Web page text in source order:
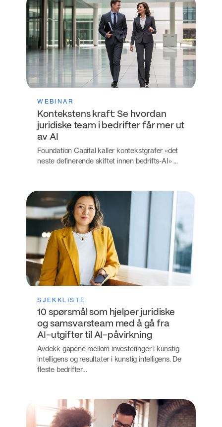
WEBINAR
Kontekstens kraft: Se hvordan
juridiske team i bedrifter får mer ut
av AI
Foundation Capital kaller kontekstgrafer «det
neste definerende skiftet innen bedrifts-AI» ...
SJEKKLISTE
10 spørsmål som hjelper juridiske
og samsvarsteam med å gå fra
AI-utgifter til AI-påvirkning
Avdekk gapene mellom investeringer i kunstig
intelligens og resultater i kunstig intelligens. De
fleste bedrifter…